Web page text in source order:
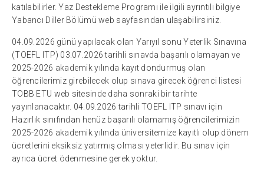
katılabilirler. Yaz Destekleme Programı ile ilgili ayrıntılı bilgiye
Yabancı Diller Bölümü web sayfasından ulaşabilirsiniz.
04.09.2026 günü yapılacak olan Yarıyıl sonu Yeterlik Sınavına
(TOEFL ITP) 03.07.2026 tarihli sınavda başarılı olamayan ve
2025-2026 akademik yılında kayıt dondurmuş olan
öğrencilerimiz girebilecek olup sınava girecek öğrenci listesi
TOBB ETU web sitesinde daha sonraki bir tarihte
yayınlanacaktır. 04.09.2026 tarihli TOEFL ITP sınavı için
Hazırlık sınıfından henüz başarılı olamamış öğrencilerimizin
2025-2026 akademik yılında üniversitemize kayıtlı olup dönem
ücretlerini eksiksiz yatırmış olması yeterlidir. Bu sınav için
ayrıca ücret ödenmesine gerek yoktur.